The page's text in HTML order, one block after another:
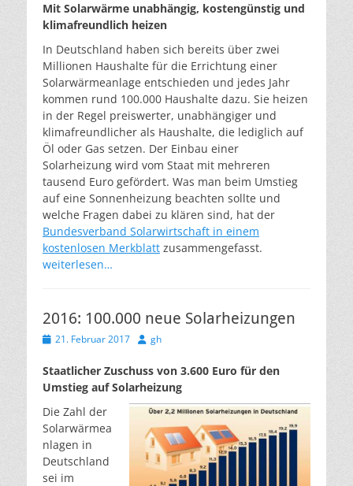
Mit Solarwärme unabhängig, kostengünstig und
klimafreundlich heizen
In Deutschland haben sich bereits über zwei
Millionen Haushalte für die Errichtung einer
Solarwärmeanlage entschieden und jedes Jahr
kommen rund 100.000 Haushalte dazu. Sie heizen
in der Regel preiswerter, unabhängiger und
klimafreundlicher als Haushalte, die lediglich auf
Öl oder Gas setzen. Der Einbau einer
Solarheizung wird vom Staat mit mehreren
tausend Euro gefördert. Was man beim Umstieg
auf eine Sonnenheizung beachten sollte und
welche Fragen dabei zu klären sind, hat der
Bundesverband Solarwirtschaft in einem
kostenlosen Merkblatt zusammengefasst.
weiterlesen…
2016: 100.000 neue Solarheizungen
Veröffentlicht
21. Februar 2017 Autor
gh
Staatlicher Zuschuss von 3.600 Euro für den
Umstieg auf Solarheizung
Die Zahl der
Solarwärmea
nlagen in
Deutschland
sei im